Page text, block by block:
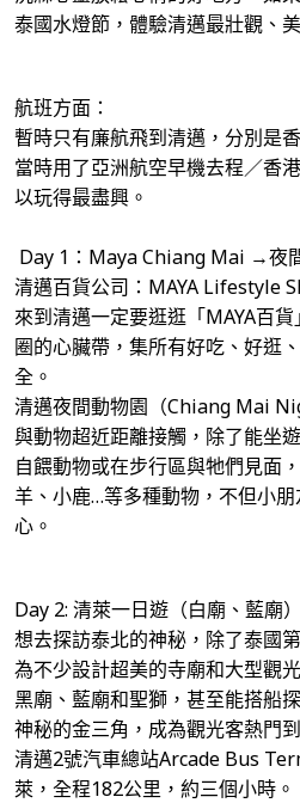
泰國水燈節，體驗清邁最壯觀、
航班方面：
暫時只有廉航飛到清邁，分別是
當時用了亞洲航空早機去程／香
以玩得最盡興。
Day 1：Maya Chiang Mai →夜
清邁百貨公司：MAYA Lifestyle
來到清邁一定要逛逛「MAYA百
圈的心臟帶，集所有好吃、好逛
全。
清邁夜間動物園（Chiang Mai
與動物超近距離接觸，除了能坐
自餵動物或在步行區與牠們見面
羊、小鹿…等多種動物，不但小
心。
Day 2: 清萊一日遊（白廟、藍廟
想去探訪泰北的神秘，除了泰國
為不少設計超美的寺廟和大型觀
黑廟、藍廟和聖獅，甚至能搭船
神秘的金三角，成為觀光客熱門
清邁2號汽車總站Arcade Bus
萊，全程182公里，約三個小時。